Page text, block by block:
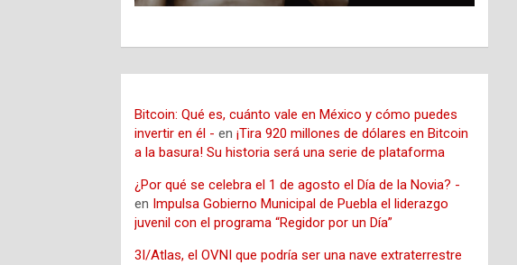
Bitcoin: Qué es, cuánto vale en México y cómo puedes
invertir en él - en¡Tira 920 millones de dólares en Bitcoin
a la basura! Su historia será una serie de plataforma
¿Por qué se celebra el 1 de agosto el Día de la Novia? -
en Impulsa Gobierno Municipal de Puebla el liderazgo
juvenil con el programa “Regidor por un Día”
3I/Atlas, el OVNI que podría ser una nave extraterrestre